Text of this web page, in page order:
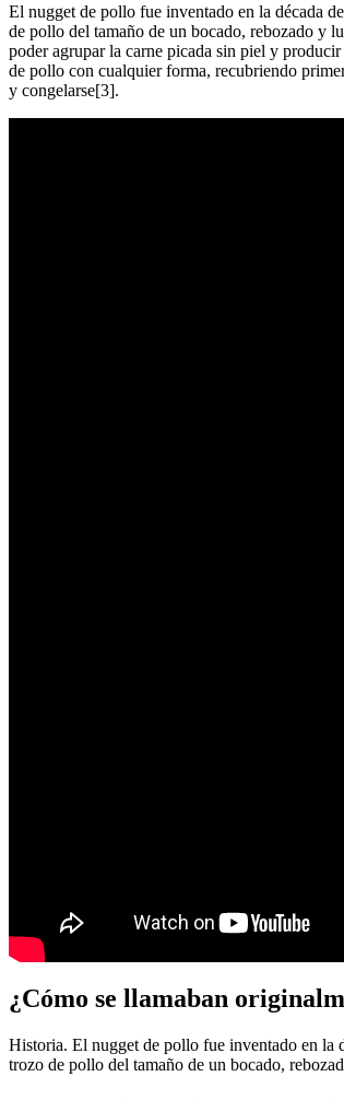
El nugget de pollo fue inventado en la década
de pollo del tamaño de un bocado, rebozado y
poder agrupar la carne picada sin piel y
de pollo con cualquier forma, recubriendo
y congelarse[3].
¿Cómo se llamaban
Historia. El nugget de pollo fue inventado en la
trozo de pollo del tamaño de un bocado,